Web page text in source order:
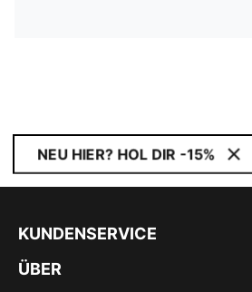
NEU HIER? HOL DIR -15%
KUNDENSERVICE
ÜBER